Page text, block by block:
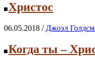
Христос
06.05.2018 / Джоэл
Когда ты –